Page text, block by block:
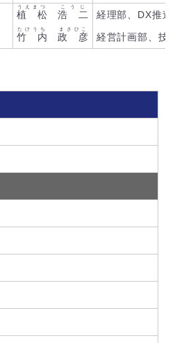
植 松
うえまつ
浩 二
こうじ
経理部、DX推進
竹 内
たけうち
政 彦
まさひこ
経営計画部、技